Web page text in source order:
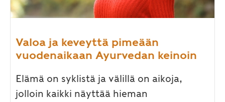
Valoa ja keveyttä pimeään
vuodenaikaan Ayurvedan keinoin
Elämä on syklistä ja välillä on aikoja,
jolloin kaikki näyttää hieman